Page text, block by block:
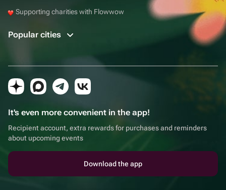
Supporting charities with Flowwow
Popular cities
It's even more convenient in the app!
Recipient account, extra rewards for purchases and reminders
about upcoming events
Download the app